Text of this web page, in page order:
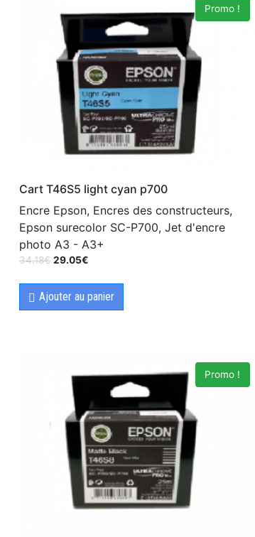
Promo !
Cart T46S5 light cyan p700
Encre Epson, Encres des constructeurs,
Epson surecolor SC-P700, Jet d'encre
photo A3 - A3+
34.18€ 29.05€
Ajouter au panier
Promo !